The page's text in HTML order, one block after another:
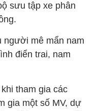
sưu tập xe phân
người mê mẩn nam
điển trai, nam
tham gia các
gia một số MV, dự